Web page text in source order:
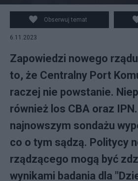
Centralny Port Komunikacyjny. Fot.
Obserwuj temat
6.11.2023
Zapowiedzi nowego
to, że Centralny Port
raczej nie powstanie.
również los CBA oraz
najnowszym sondażu
co o tym sądzą. Politycy
rządzącego mogą być
wynikami badania dla